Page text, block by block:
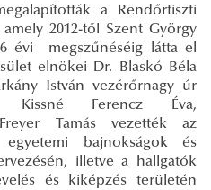
a Rendőrtiszti
2012-től Szent György
évi megszűnéséig látta el
elnökei Dr. Blaskó Béla
István vezérőrnagy úr
Kissné Ferencz Éva,
Tamás vezették az
bajnokságok és
illetve a hallgatók
és kiképzés területén